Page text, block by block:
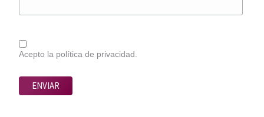
Acepto la política de privacidad.